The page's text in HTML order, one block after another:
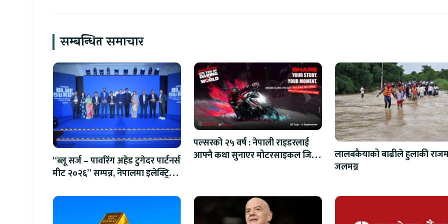
सम्बन्धित समाचार
“ब्लू सर्ज – पावरिंग अहेड टुगेदर पार्टनर्स
मीट २०२६” सम्पन्न, नेपालमा इलेक्ट्रिक
पल्सरको २५ वर्ष : नेपाली राइडरलाई
आफ्नै कथा सुनाएर मोटरसाइकल जित्ने
लालबकैयाको बाढीले हुलाकी
जलमग्न